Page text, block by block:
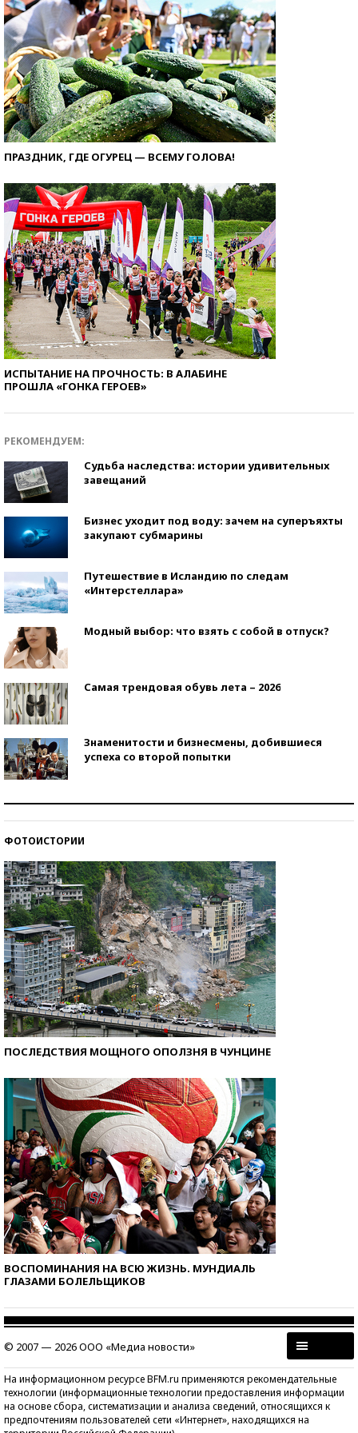
ПРАЗДНИК, ГДЕ ОГУРЕЦ — ВСЕМУ ГОЛОВА!
ИСПЫТАНИЕ НА ПРОЧНОСТЬ: В АЛАБИНЕ
ПРОШЛА «ГОНКА ГЕРОЕВ»
РЕКОМЕНДУЕМ:
Судьба наследства: истории удивительных
завещаний
Бизнес уходит под воду: зачем на суперъяхты
закупают субмарины
Путешествие в Исландию по следам
«Интерстеллара»
Модный выбор: что взять с собой в отпуск?
Самая трендовая обувь лета – 2026
Знаменитости и бизнесмены, добившиеся
успеха со второй попытки
ФОТОИСТОРИИ
ПОСЛЕДСТВИЯ МОЩНОГО ОПОЛЗНЯ В ЧУНЦИНЕ
ВОСПОМИНАНИЯ НА ВСЮ ЖИЗНЬ. МУНДИАЛЬ
ГЛАЗАМИ БОЛЕЛЬЩИКОВ
© 2007 — 2026 ООО «Медиа новости»
На информационном ресурсе BFM.ru применяются рекомендательные
технологии (информационные технологии предоставления информации
на основе сбора, систематизации и анализа сведений, относящихся к
предпочтениям пользователей сети «Интернет», находящихся на